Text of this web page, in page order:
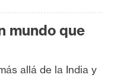
mundo que
allá de la India y